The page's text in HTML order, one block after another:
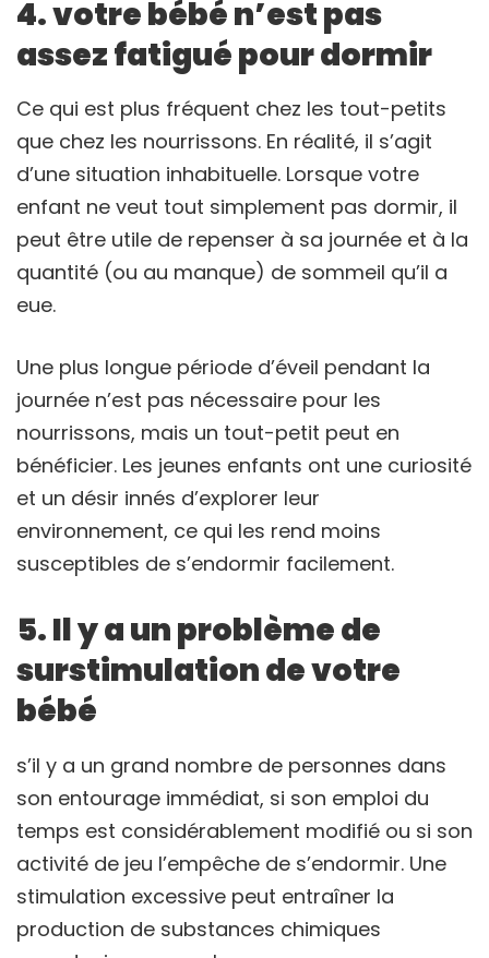
4. votre bébé n’est pas
assez fatigué pour dormir
Ce qui est plus fréquent chez les tout-petits
que chez les nourrissons. En réalité, il s’agit
d’une situation inhabituelle. Lorsque votre
enfant ne veut tout simplement pas dormir, il
peut être utile de repenser à sa journée et à la
quantité (ou au manque) de sommeil qu’il a
eue.
Une plus longue période d’éveil pendant la
journée n’est pas nécessaire pour les
nourrissons, mais un tout-petit peut en
bénéficier. Les jeunes enfants ont une curiosité
et un désir innés d’explorer leur
environnement, ce qui les rend moins
susceptibles de s’endormir facilement.
5. Il y a un problème de
surstimulation de votre
bébé
s’il y a un grand nombre de personnes dans
son entourage immédiat, si son emploi du
temps est considérablement modifié ou si son
activité de jeu l’empêche de s’endormir. Une
stimulation excessive peut entraîner la
production de substances chimiques